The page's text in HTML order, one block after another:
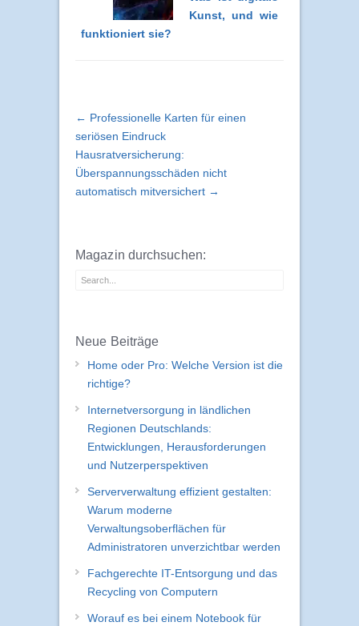
Kunst, und wie
funktioniert sie?
← Professionelle Karten für einen
seriösen Eindruck
Hausratversicherung:
Überspannungsschäden nicht
automatisch mitversichert →
Magazin durchsuchen:
Neue Beiträge
Home oder Pro: Welche Version ist die
richtige?
Internetversorgung in ländlichen
Regionen Deutschlands:
Entwicklungen, Herausforderungen
und Nutzerperspektiven
Serververwaltung effizient gestalten:
Warum moderne
Verwaltungsoberflächen für
Administratoren unverzichtbar werden
Fachgerechte IT-Entsorgung und das
Recycling von Computern
Worauf es bei einem Notebook für